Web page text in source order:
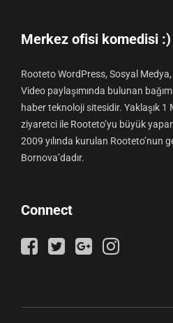
Merkez ofisi komedisi :)
Rooteto WordPress, Sosyal
Video paylaşımında bulunan
haber teknoloji sitesidir. Yaklaşık 1
ziyaretci ile Rooteto’yu büyük
2009 yılında kurulan Rooteto’nun
Bornova’dadır.
Connect